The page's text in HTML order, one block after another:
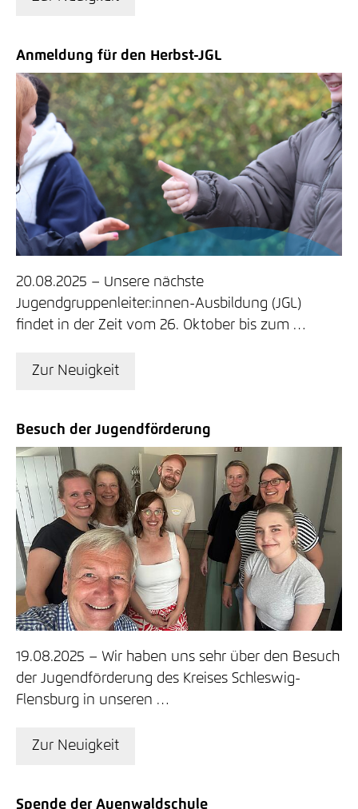
Anmeldung für den Herbst-JGL
20.08.2025
Unsere nächste
Jugendgruppenleiter:innen-Ausbildung (JGL)
findet in der Zeit vom 26. Oktober bis zum …
Zur Neuigkeit
Besuch der Jugendförderung
19.08.2025
Wir haben uns sehr über den Besuch
der Jugendförderung des Kreises Schleswig-
Flensburg in unseren …
Zur Neuigkeit
Spende der Auenwaldschule